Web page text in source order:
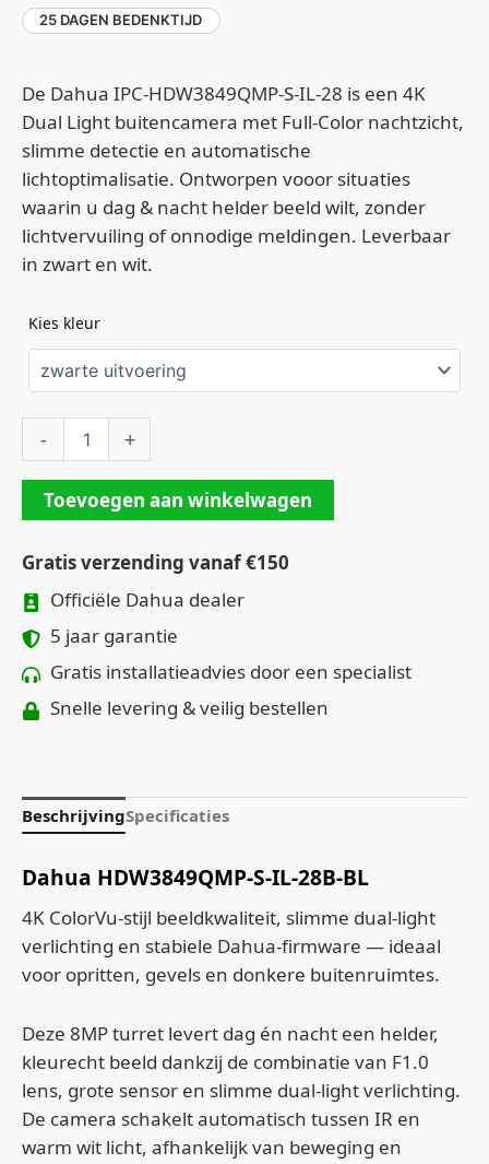
25 DAGEN BEDENKTIJD
De Dahua IPC-HDW3849QMP-S-IL-28 is een 4K
Dual Light buitencamera met Full-Color nachtzicht,
slimme detectie en automatische
lichtoptimalisatie. Ontworpen vooor situaties
waarin u dag & nacht helder beeld wilt, zonder
lichtvervuiling of onnodige meldingen. Leverbaar
in zwart en wit.
Kies kleur
- +
Toevoegen aan winkelwagen
Gratis verzending vanaf €150
Officiële Dahua dealer
5 jaar garantie
Gratis installatieadvies door een specialist
Snelle levering & veilig bestellen
BeschrijvingSpecificaties
Dahua HDW3849QMP‑S‑IL‑28B‑BL
4K ColorVu‑stijl beeldkwaliteit, slimme dual‑light
verlichting en stabiele Dahua‑firmware — ideaal
voor opritten, gevels en donkere buitenruimtes.
Deze 8MP turret levert dag én nacht een helder,
kleurecht beeld dankzij de combinatie van F1.0
lens, grote sensor en slimme dual‑light verlichting.
De camera schakelt automatisch tussen IR en
warm wit licht, afhankelijk van beweging en